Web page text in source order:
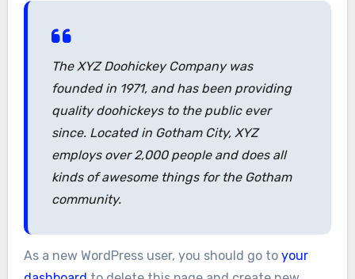
The XYZ Doohickey Company was
founded in 1971, and has been providing
quality doohickeys to the public ever
since. Located in Gotham City, XYZ
employs over 2,000 people and does all
kinds of awesome things for the Gotham
community.
As a new WordPress user, you should go to your